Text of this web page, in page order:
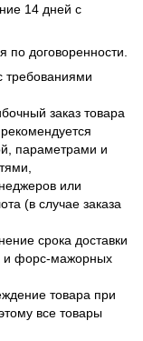
14 дней с
по договоренности.
требованиями
заказ товара
параметрами и
или
(в случае заказа
срока доставки
и форс-мажорных
товара при
все товары